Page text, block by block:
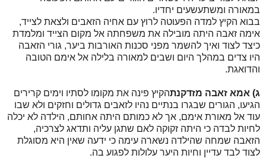
במאורה ומשתעשעים יחדיו.
בבוא הקיץ למדה הפעוטה לרוץ עם אחיה הזאבים ולצאת לצייד,
אימה זאבה היתה מובילה את משפחתה אל מקום הצייד ומלמדת
כיצד לצוד ואיך להשמר מפני סכנות האורבות ביער, גורי הזאבה
היו צדים במהלך היום ושבים למאורה בלילה אל אימם הטובה
והדואגת.
ג) אמא זאבה מזדקנתהקיץ פינה את מקומו לסתיו וימים קרירים
הגיעו, הגורים שבגרו בנתיים נהיו לזאבים גדולים וחזקים ולא שבו
עוד אל מאורת אימם, אך לא כמותם היתה אחותם, הילדה לא יכלה
לחיות לבדה כי היתה זקוקה לאם שתגן עליה ותדאג לצרכיה,
הזאבה שמחה שהילדה נשארה עימה כי ידעה שאין היא מסוגלת
לצוד לבד עדיין וחיות היער עלולות לפגוע בה.